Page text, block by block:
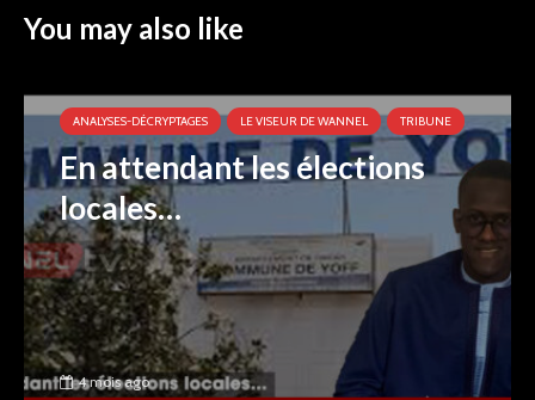
You may also like
ANALYSES-DÉCRYPTAGES LE VISEUR DE WANNEL TRIBUNE
En attendant les élections
locales…
4 mois ago